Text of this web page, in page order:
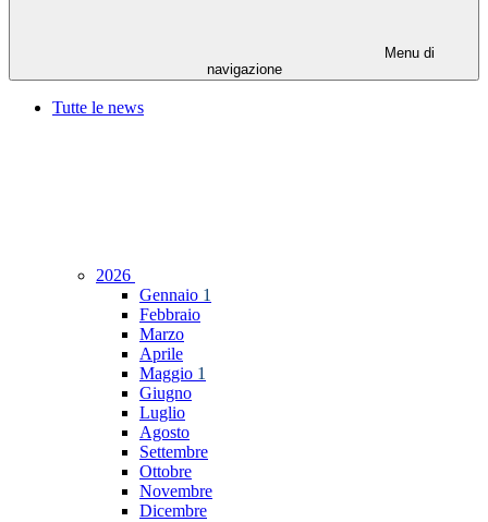
Menu di
navigazione
Tutte le news
2026
Gennaio 1
Febbraio
Marzo
Aprile
Maggio 1
Giugno
Luglio
Agosto
Settembre
Ottobre
Novembre
Dicembre